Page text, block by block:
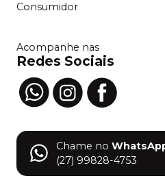
Consumidor
Acompanhe nas
Redes Sociais
Chame no
(27) 99828-4753